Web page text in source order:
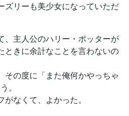
ズリーも美少女になっていただ
、主人公のハリー・ポッターが
ときに余計なことを言わないの
その度に「また俺何かやっちゃ
。
なくて、よかった。